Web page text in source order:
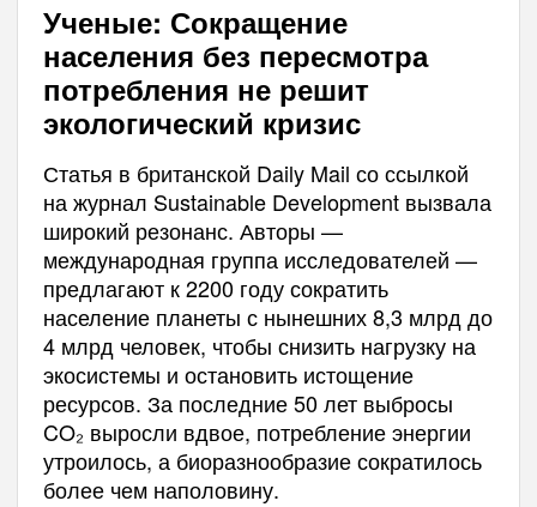
Ученые: Сокращение
населения без пересмотра
потребления не решит
экологический кризис
Статья в британской Daily Mail со ссылкой
на журнал Sustainable Development вызвала
широкий резонанс. Авторы —
международная группа исследователей —
предлагают к 2200 году сократить
население планеты с нынешних 8,3 млрд до
4 млрд человек, чтобы снизить нагрузку на
экосистемы и остановить истощение
ресурсов. За последние 50 лет выбросы
CO₂ выросли вдвое, потребление энергии
утроилось, а биоразнообразие сократилось
более чем наполовину.